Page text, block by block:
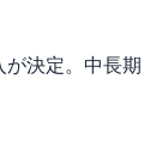
決定。中長期